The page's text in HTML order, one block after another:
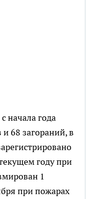
начала года
68 загораний, в
году при
1
при пожарах